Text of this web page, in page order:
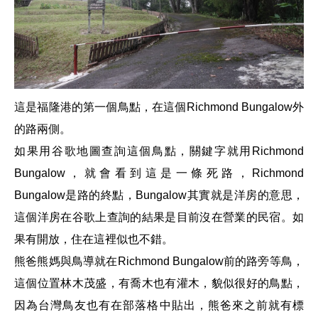
這是福隆港的第一個鳥點，在這個Richmond Bungalow外
的路兩側。
如果用谷歌地圖查詢這個鳥點，關鍵字就用 Richmond
Bungalow，就會看到這是一條死路，
Richmond
Bungalow是路的終點， Bungalow其實就是洋房的意思，
這個洋房在谷歌上查詢的結果是目前沒在營業的民宿。如
果有開放，住在這裡似也不錯。
熊爸熊媽與鳥導就在 Richmond Bungalow前的路旁等鳥，
這個位置林木茂盛，有喬木也有灌木，貌似很好的鳥點，
因為台灣鳥友也有在部落格中貼出，熊爸來之前就有標